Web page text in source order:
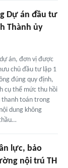
Dự án đầu tư
Thành ủy
án, đơn vị được
chủ đầu tư lập 1
đúng quy định,
cụ thể mức thu hồi
toán trong
dung không
lực, bảo
nội trú TH